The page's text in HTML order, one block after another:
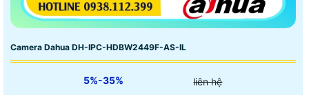
Camera Dahua DH-IPC-HDBW2449F-AS-IL
5%-35% liên hệ